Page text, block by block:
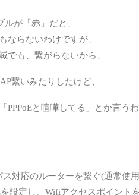
が「赤」だと、
ならないわけですが、
でも、繋がらないから、
繋いみたりしたけど、
PPPoEと喧嘩してる」とか言う
ス対応のルーターを繋ぐ(通常使
を設定し、Wifiアクセスポイント